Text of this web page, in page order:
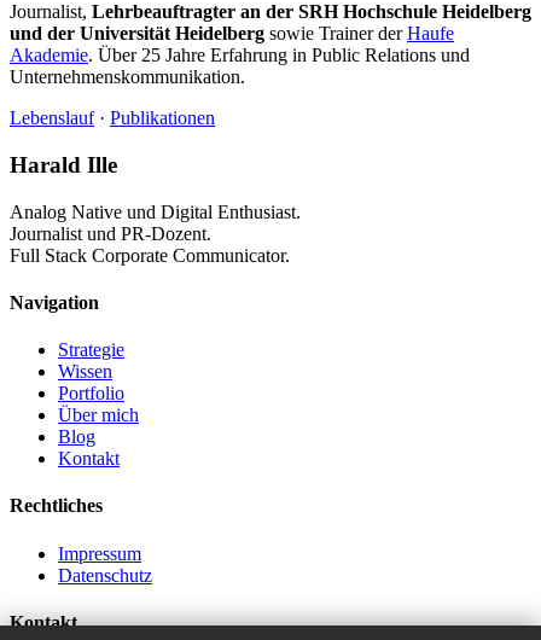
Journalist, Lehrbeauftragter an der SRH Hochschule Heidelberg
und der Universität Heidelberg sowie Trainer derHaufe
Akademie. Über 25 Jahre Erfahrung in Public Relations und
Unternehmenskommunikation.
Lebenslauf· Publikationen
Harald Ille
Analog Native und Digital Enthusiast.
Journalist und PR-Dozent.
Full Stack Corporate Communicator.
Navigation
Strategie
Wissen
Portfolio
Über mich
Blog
Kontakt
Rechtliches
Impressum
Datenschutz
Kontakt